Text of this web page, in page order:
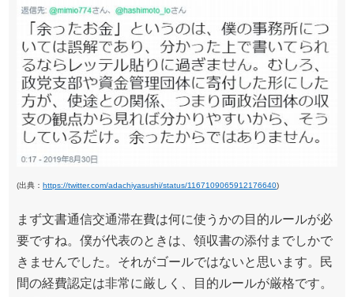
(出典： https://twitter.com/adachiyasushi/status/1167109065912176640)
まず文書通信交通滞在費は何に使うかの目的ルールが必
要ですね。僕が代表のときは、領収書の添付までしかで
きませんでした。それがゴールではないと思います。民
間の経費認定は非常に厳しく、目的ルールが厳格です。